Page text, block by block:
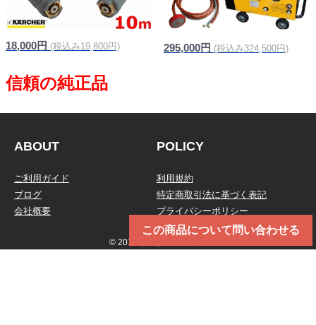
この商品について問い合わせる
18,000円 (税込み19,800円) 295,000円 (税込み324,500円)
ABOUT
ご利用ガイド
ブログ
会社概要
POLICY
利用規約
特定商取引法に基づく表記
プライバシーポリシー
© 2019 トータルメンテ